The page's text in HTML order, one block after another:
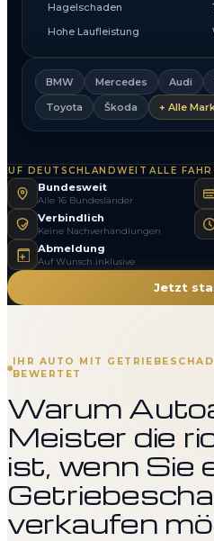
Hagelschaden
Hohe Laufleistung
BMW Mercedes Audi
Toyota
Škoda + Alle
DEUTSCHLANDWEIT·ALLE
Bundesweit
Alle 16 Bundesländer
Verbindlich
Keine Nachverhandlungen
Abmeldung
Auf Wunsch inklusive
Jetzt
IHR AUTO MIT
BEWERTET
Warum
Meister die
ist, wenn Sie
verkaufen